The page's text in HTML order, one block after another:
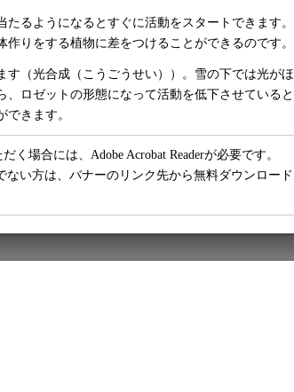
るようになるとすぐに活動をスタートできます。
りをする植物に差をつけることができるのです。
（光合成（こうごうせい））。雪の下では光がほ
ロゼットの形態になって活動を低下させていると
きます。
く場合には、Adobe Acrobat Readerが必要です。
ない方は、バナーのリンク先から無料ダウンロード